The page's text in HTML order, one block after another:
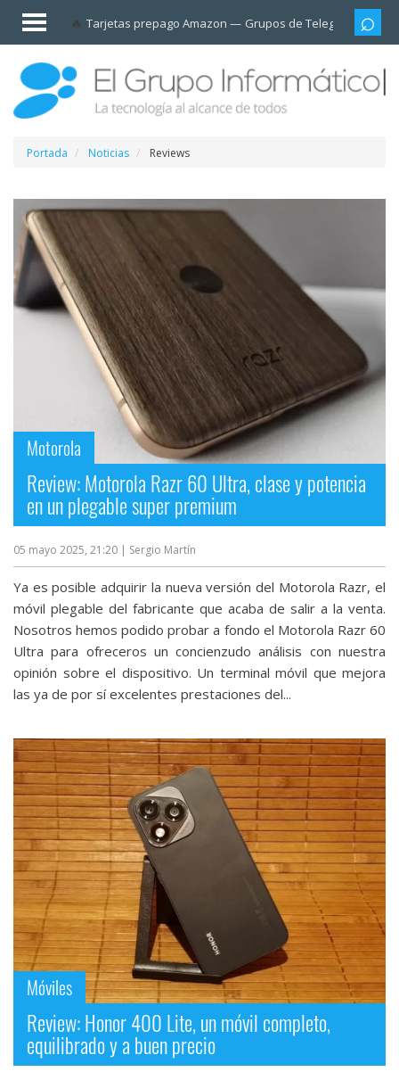
Tarjetas prepago Amazon Grupos de Telegram
Invitado
Iniciar
sesión /
Registrarse
Esenciales
Móviles
Ofertas
Apps
Redes
sociales
Operadores
Trucos
y
Tutoriales
Ciberseguridad
Sistemas
operativos
Profesional
+
Más
temas
Sorteos
Foros
Contacto
Sobre
nosotros
Portada Noticias Reviews
Motorola
Review: Motorola Razr 60 Ultra, clase y potencia
en un plegable super premium
05 mayo 2025, 21:20 | Sergio Martín
Ya es posible adquirir la nueva versión del Motorola Razr, el
móvil plegable del fabricante que acaba de salir a la venta.
Nosotros hemos podido probar a fondo el Motorola Razr 60
Ultra para ofreceros un concienzudo análisis con nuestra
opinión sobre el dispositivo. Un terminal móvil que mejora
las ya de por sí excelentes prestaciones del...
Móviles
Review: Honor 400 Lite, un móvil completo,
equilibrado y a buen precio